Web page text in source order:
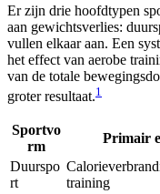
Er zijn drie hoofdtypen
aan gewichtsverlies:
vullen elkaar aan. Een
het effect van aerobe
van de totale
groter resultaat.1
Sportvo
rm
Primair
Duurspo
rt
training